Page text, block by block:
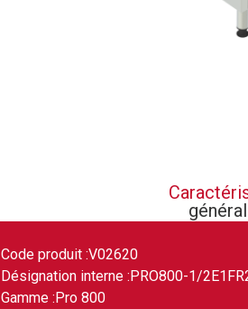
Code produit :V02620
Désignation interne :PRO800-1/
Gamme :Pro 800